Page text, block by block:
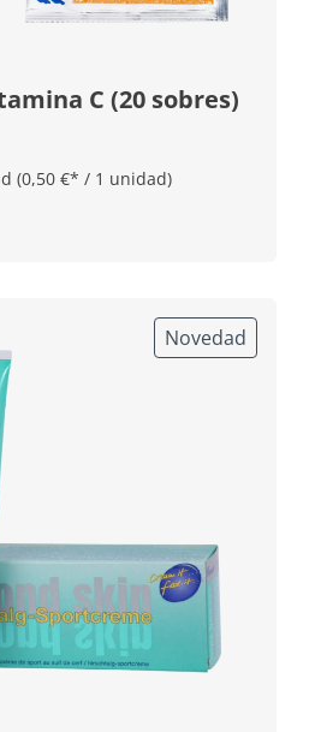
C (20 sobres)
(0,50 €* / 1 unidad)
Novedad